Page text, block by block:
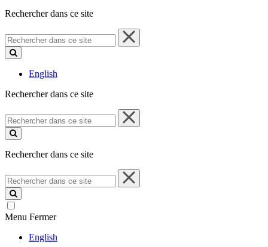
Rechercher dans ce site
Rechercher
dans
ce
English
Rechercher dans ce site
Rechercher
dans
ce
Rechercher dans ce site
Rechercher
dans
ce
site
Menu Fermer
English